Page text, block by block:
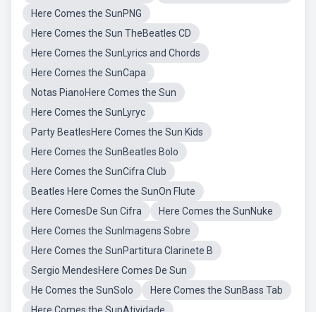
Here Comes the SunPNG
Here Comes the Sun TheBeatles CD
Here Comes the SunLyrics and Chords
Here Comes the SunCapa
Notas PianoHere Comes the Sun
Here Comes the SunLyryc
Party BeatlesHere Comes the Sun Kids
Here Comes the SunBeatles Bolo
Here Comes the SunCifra Club
Beatles Here Comes the SunOn Flute
Here ComesDe Sun Cifra
Here Comes the SunNuke
Here Comes the SunImagens Sobre
Here Comes the SunPartitura Clarinete B
Sergio MendesHere Comes De Sun
He Comes the SunSolo
Here Comes the SunBass Tab